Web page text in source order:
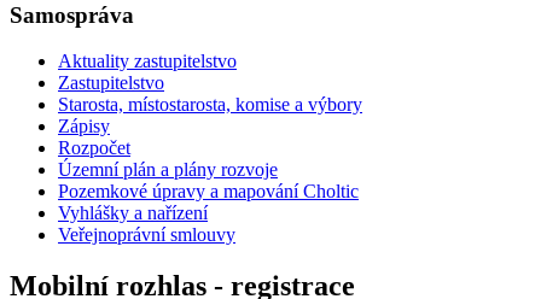
Samospráva
Aktuality zastupitelstvo
Zastupitelstvo
Starosta, místostarosta, komise a výbory
Zápisy
Rozpočet
Územní plán a plány rozvoje
Pozemkové úpravy a mapování Choltic
Vyhlášky a nařízení
Veřejnoprávní smlouvy
Mobilní rozhlas - registrace